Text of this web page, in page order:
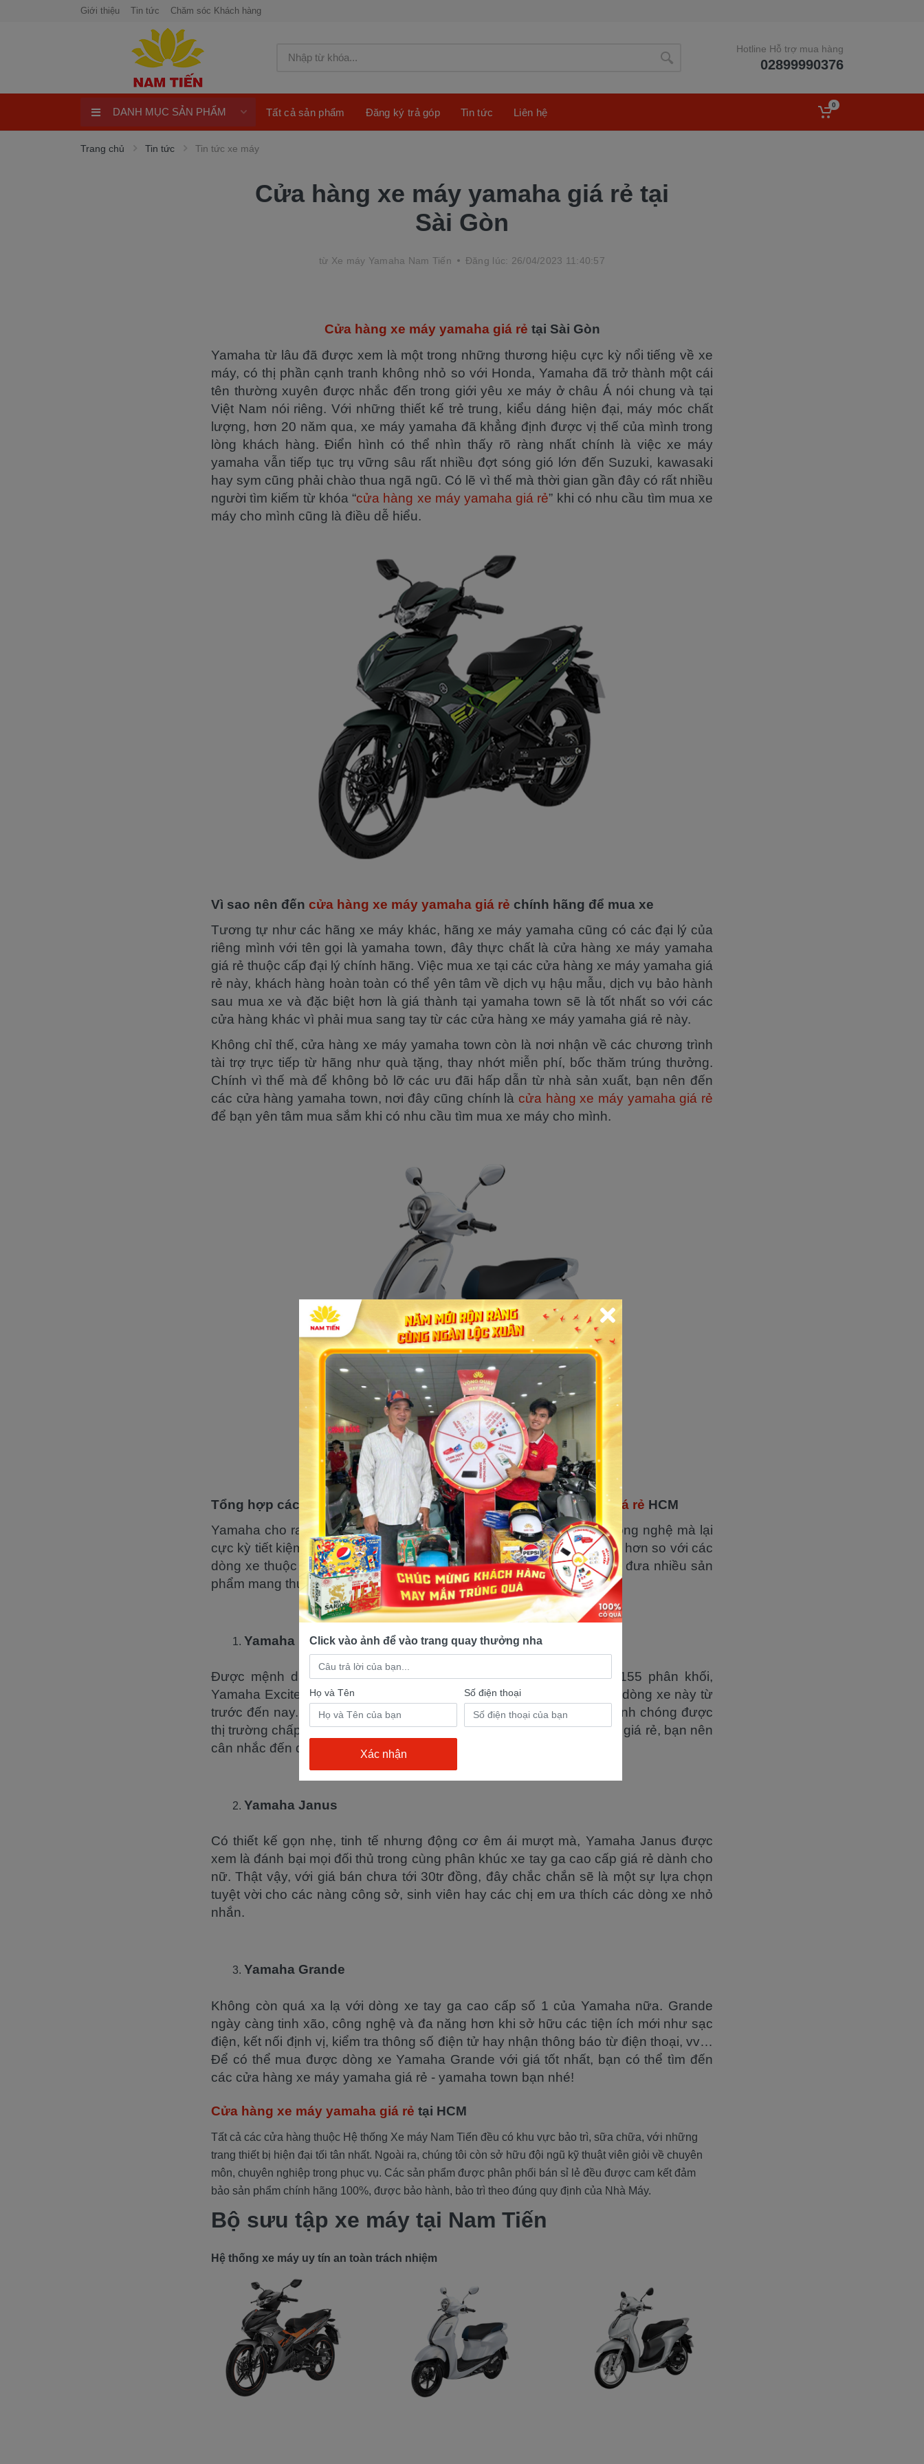
Giới thiệu Tin tức Chăm sóc Khách hàng
Hotline Hỗ trợ mua hàng
02899990376
Xe Tay Côn
DANH MỤC SẢN PHẨM Tất cả sản phẩm Đăng ký trả góp Tin tức Liên hệ
0
Trang chủ Tin tức Tin tức xe máy
Cửa hàng xe máy yamaha giá rẻ tại
Sài Gòn
từ Xe máy Yamaha Nam Tiến Đăng lúc: 26/04/2023 11:40:57
Cửa hàng xe máy yamaha giá rẻ tại Sài Gòn
Yamaha từ lâu đã được xem là một trong những thương hiệu cực kỳ nổi tiếng về xe
máy, có thị phần cạnh tranh không nhỏ so với Honda, Yamaha đã trở thành một cái
tên thường xuyên được nhắc đến trong giới yêu xe máy ở châu Á nói chung và tại
Việt Nam nói riêng. Với những thiết kế trẻ trung, kiểu dáng hiện đại, máy móc chất
lượng, hơn 20 năm qua, xe máy yamaha đã khẳng định được vị thế của mình trong
lòng khách hàng. Điển hình có thể nhìn thấy rõ ràng nhất chính là việc xe máy
yamaha vẫn tiếp tục trụ vững sâu rất nhiều đợt sóng gió lớn đến Suzuki, kawasaki
hay sym cũng phải chào thua ngã ngũ. Có lẽ vì thế mà thời gian gần đây có rất nhiều
người tìm kiếm từ khóa “cửa hàng xe máy yamaha giá rẻ” khi có nhu cầu tìm mua xe
máy cho mình cũng là điều dễ hiểu.
Vì sao nên đến cửa hàng xe máy yamaha giá rẻ chính hãng để mua xe
Tương tự như các hãng xe máy khác, hãng xe máy yamaha cũng có các đại lý của
riêng mình với tên gọi là yamaha town, đây thực chất là cửa hàng xe máy yamaha
giá rẻ thuộc cấp đại lý chính hãng. Việc mua xe tại các cửa hàng xe máy yamaha giá
rẻ này, khách hàng hoàn toàn có thể yên tâm về dịch vụ hậu mẫu, dịch vụ bảo hành
sau mua xe và đặc biệt hơn là giá thành tại yamaha town sẽ là tốt nhất so với các
cửa hàng khác vì phải mua sang tay từ các cửa hàng xe máy yamaha giá rẻ này.
Không chỉ thế, cửa hàng xe máy yamaha town còn là nơi nhận về các chương trình
tài trợ trực tiếp từ hãng như quà tặng, thay nhớt miễn phí, bốc thăm trúng thưởng.
Chính vì thế mà để không bỏ lỡ các ưu đãi hấp dẫn từ nhà sản xuất, bạn nên đến
các cửa hàng yamaha town, nơi đây cũng chính là cửa hàng xe máy yamaha giá rẻ
để bạn yên tâm mua sắm khi có nhu cầu tìm mua xe máy cho mình.
Tổng hợp các dòng xe đáng mua tạicửa hàng xe máy yamaha giá rẻ HCM
Yamaha cho ra đời rất nhiều dòng xe máy mạnh mẽ, thời thượng, công nghệ mà lại
cực kỳ tiết kiệm nhiên liệu. Với giá thành cạnh tranh hay thậm trí là rẻ hơn so với các
dòng xe thuộc hãng khác cùng phân khúc, yamaha đã nhanh chóng đưa nhiều sản
phẩm mang thương hiệu mình trở nên phổ biến như:
Yamaha Exciter 155
Được mệnh danh là vua đường phố với bộ máy li hợp côn tay 155 phân khối,
Yamaha Exciter 155 thừa hưởng được sự nổi tiếng, sự trẻ trung của dòng xe này từ
trước đến nay. Chính vì thế, ngay từ khi ra mắt, dòng xe này đã nhanh chóng được
thị trường chấp nhận và hài lòng. Đến các cửa hàng xe máy yamaha giá rẻ, bạn nên
cân nhắc đến dòng xe này khi có nhu cầu mua xe côn tay bạn nhé.
Yamaha Janus
Có thiết kế gọn nhẹ, tinh tế nhưng động cơ êm ái mượt mà, Yamaha Janus được
xem là đánh bại mọi đối thủ trong cùng phân khúc xe tay ga cao cấp giá rẻ dành cho
nữ. Thật vậy, với giá bán chưa tới 30tr đồng, đây chắc chắn sẽ là một sự lựa chọn
tuyệt vời cho các nàng công sở, sinh viên hay các chị em ưa thích các dòng xe nhỏ
nhắn.
Yamaha Grande
Không còn quá xa lạ với dòng xe tay ga cao cấp số 1 của Yamaha nữa. Grande
ngày càng tinh xão, công nghệ và đa năng hơn khi sở hữu các tiện ích mới như sạc
điện, kết nối định vị, kiểm tra thông số điện tử hay nhận thông báo từ điện thoại, vv…
Để có thể mua được dòng xe Yamaha Grande với giá tốt nhất, bạn có thể tìm đến
các cửa hàng xe máy yamaha giá rẻ - yamaha town bạn nhé!
Cửa hàng xe máy yamaha giá rẻ tại HCM
Tất cả các cửa hàng thuộc Hệ thống Xe máy Nam Tiến đều có khu vực bảo trì, sữa chữa, với những
trang thiết bị hiện đại tối tân nhất. Ngoài ra, chúng tôi còn sở hữu đội ngũ kỹ thuật viên giỏi về chuyên
môn, chuyên nghiệp trong phục vụ. Các sản phẩm được phân phối bán sỉ lẻ đều được cam kết đảm
bảo sản phẩm chính hãng 100%, được bảo hành, bảo trì theo đúng quy định của Nhà Máy.
Bộ sưu tập xe máy tại Nam Tiến
Hệ thống xe máy uy tín an toàn trách nhiệm
Click vào ảnh để vào trang quay thưởng nha
Họ và Tên Số điện thoại